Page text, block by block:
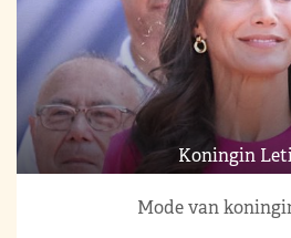
Koningin
Mode van